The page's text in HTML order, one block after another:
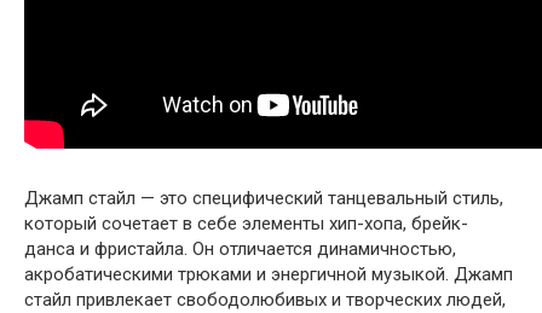
Джамп стайл — это специфический танцевальный стиль,
который сочетает в себе элементы хип-хопа, брейк-
данса и фристайла. Он отличается динамичностью,
акробатическими трюками и энергичной музыкой. Джамп
стайл привлекает свободолюбивых и творческих людей,